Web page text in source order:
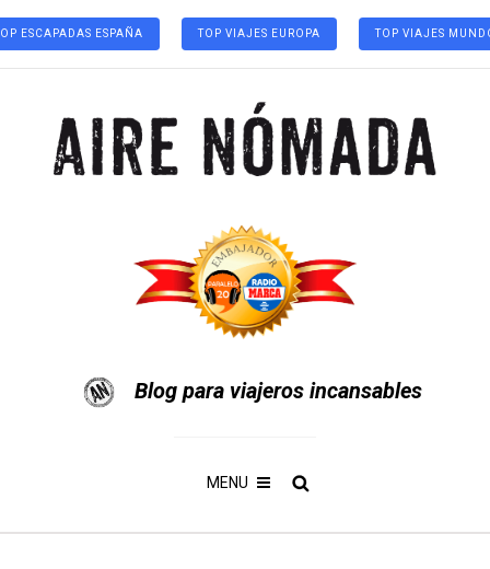
ESCAPADAS ESPAÑA TOP VIAJES EUROPA TOP VIAJES
Blog para viajeros incansables
MENU